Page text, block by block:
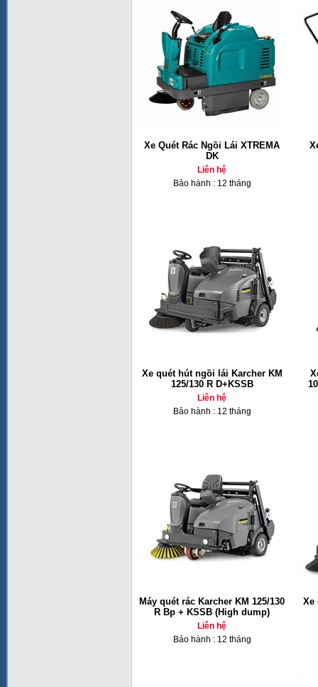
Xe Quét Rác Ngồi Lái XTREMA
DK
Liên hệ
Bảo hành : 12 tháng
Xe quét hút ngồi lái Karcher KM
125/130 R D+KSSB
Liên hệ
Bảo hành : 12 tháng
Máy quét rác Karcher KM 125/130
R Bp + KSSB (High dump)
Liên hệ
Bảo hành : 12 tháng
Xe